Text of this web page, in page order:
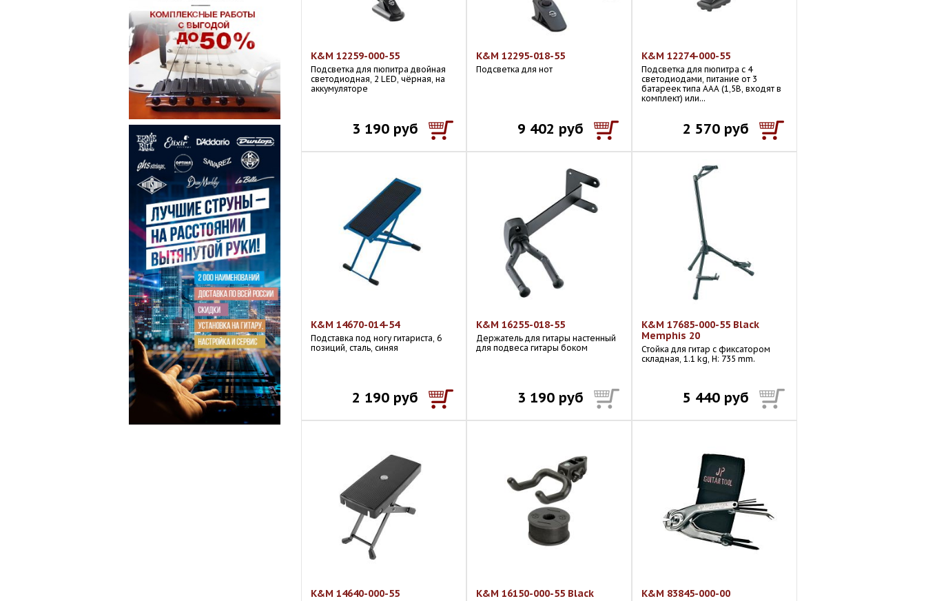
K&M 12259-000-55
Подсветка для пюпитра двойная
светодиодная, 2 LED, чёрная, на
аккумуляторе
3 190 руб
K&M 12295-018-55
Подсветка для нот
9 402 руб
K&M 12274-000-55
Подсветка для пюпитра с 4
светодиодами, питание от 3
батареек типа ААА (1,5В, входят в
комплект) или...
2 570 руб
K&M 14670-014-54
Подставка под ногу гитариста, 6
позиций, сталь, синяя
2 190 руб
K&M 16255-018-55
Держатель для гитары настенный
для подвеса гитары боком
3 190 руб
K&M 17685-000-55 Black
Memphis 20
Стойка для гитар с фиксатором
складная, 1.1 kg, H: 735 mm.
5 440 руб
K&M 14640-000-55 K&M 16150-000-55 Black K&M 83845-000-00